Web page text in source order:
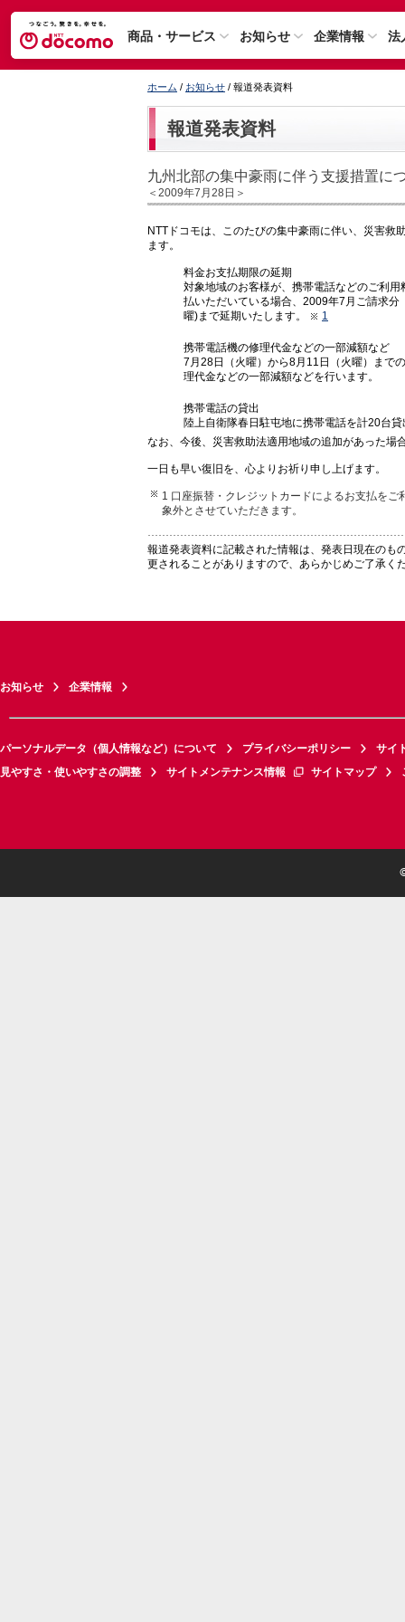
商品・サービス お知らせ 企業情報 法
ホーム / お知らせ / 報道発表資料
報道発表資料
九州北部の集中豪雨に伴う支援措置に
＜2009年7月28日＞
NTTドコモは、このたびの集中豪雨に伴い、災害救
ます。
料金お支払期限の延期
対象地域のお客様が、携帯電話などのご利
払いただいている場合、2009年7月ご請求
曜)まで延期いたします。
1
携帯電話機の修理代金などの一部減額など
7月28日（火曜）から8月11日（火曜）まで
理代金などの一部減額などを行います。
携帯電話の貸出
陸上自衛隊春日駐屯地に携帯電話を計20台
なお、今後、災害救助法適用地域の追加があった場
一日も早い復旧を、心よりお祈り申し上げます。
1 口座振替・クレジットカードによるお支払を
象外とさせていただきます。
報道発表資料に記載された情報は、発表日現在のも
更されることがありますので、あらかじめご了承く
お知らせ 企業情報
パーソナルデータ（個人情報など）について プライバシーポリシー
サイ
見やすさ・使いやすさの調整
サイトメンテナンス情報 サイトマップ